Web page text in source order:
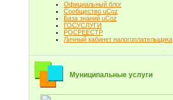
Официальный блог
Сообщество uCoz
База знаний uCoz
ГОСУСЛУГИ
РОСРЕЕСТР
Личный кабинет налогоплательщика
Муниципальные услуги